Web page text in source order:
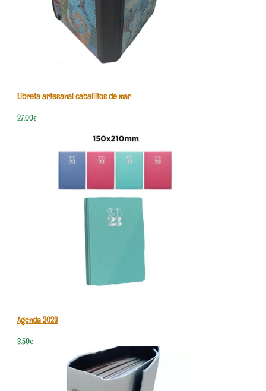
Libreta artesanal caballitos de mar
27,00€
Agenda 2023
3,50€